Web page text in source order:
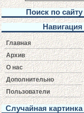
Поиск по сайту
Навигация
Главная
Архив
О нас
Дополнительно
Пользователи
Случайная картинка